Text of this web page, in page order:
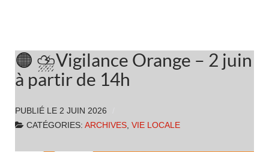
🟠 ⛈️Vigilance Orange – 2 juin
à partir de 14h
PUBLIÉ LE 2 JUIN 2026
CATÉGORIES: ARCHIVES, VIE LOCALE